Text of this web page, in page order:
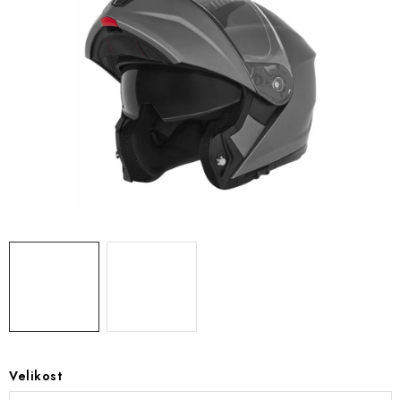
TIP NA DÁRKY
NÁPLNĚ A KAPALINY
NÁHRADNÍ DÍLY
MONTÁŽNÍ SLUŽBY
Moje objednávka Kontakt
Reklamace a vrácení zboží
Velikost